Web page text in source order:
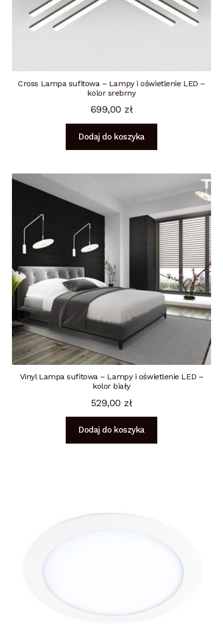
Cross Lampa sufitowa – Lampy i oświetlenie LED –
kolor srebrny
699,00 zł
Dodaj do koszyka
Vinyl Lampa sufitowa – Lampy i oświetlenie LED –
kolor biały
529,00 zł
Dodaj do koszyka